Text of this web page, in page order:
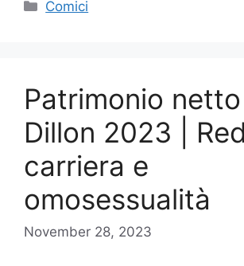
Comici
Patrimonio
Dillon 2023 |
carriera e
omosessualità
November 28, 2023